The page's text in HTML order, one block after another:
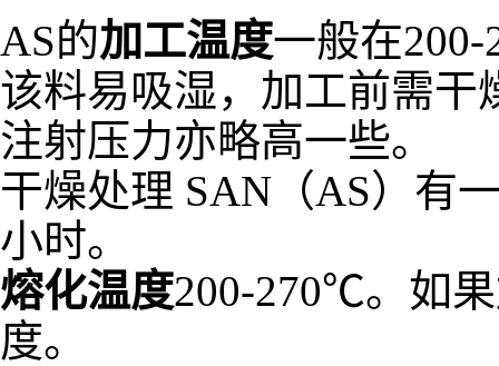
AS的加工温度一般在
该料易吸湿，加工前需干
注射压力亦略高一些。
干燥处理 SAN（AS）有
小时。
熔化温度200-270℃。如
度。